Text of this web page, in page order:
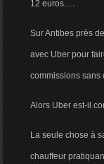
12 euros….
Sur Antibes près
avec Uber pour
commissions sans
Alors Uber est-il
La seule chose à
chauffeur